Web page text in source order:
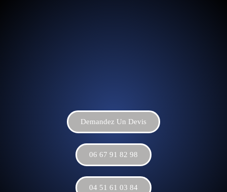
Demandez Un Devis
06 67 91 82 98
04 51 61 03 84